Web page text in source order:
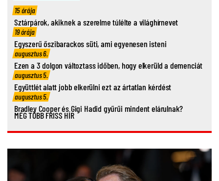
15 órája
Sztárpárok, akiknek a szerelme túlélte a világhírnevet
19 órája
Egyszerű őszibarackos süti, ami egyenesen isteni
augusztus 6.
Ezen a 3 dolgon változtass időben, hogy elkerüld a demenciát
augusztus 5.
Együttlét alatt jobb elkerülni ezt az ártatlan kérdést
augusztus 5.
Bradley Cooper és Gigi Hadid gyűrűi mindent elárulnak?
MÉG TÖBB FRISS HÍR